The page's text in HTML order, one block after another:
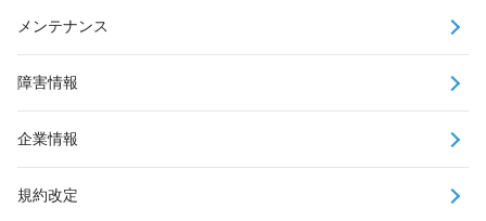
メンテナンス
障害情報
企業情報
規約改定